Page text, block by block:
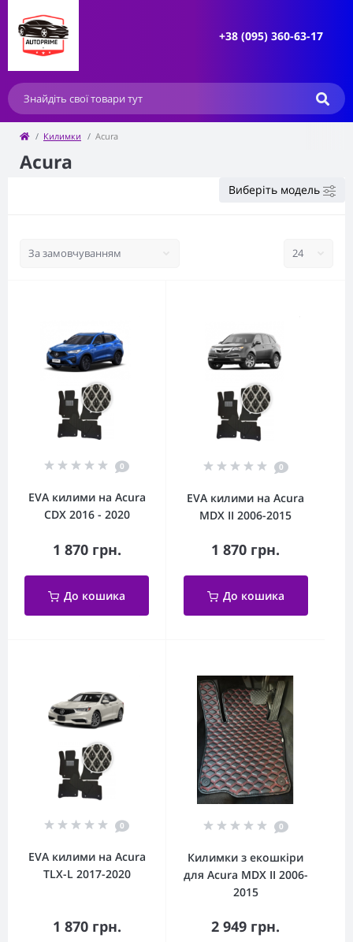
+38 (095) 360-63-17
Килимки Acura
Acura
Виберіть модель
0
EVA килими на Acura
CDX 2016 - 2020
1 870 грн.
До кошика
0
EVA килими на Acura
MDX II 2006-2015
1 870 грн.
До кошика
0
EVA килими на Acura
TLX-L 2017-2020
1 870 грн.
0
Килимки з екошкіри
для Acura MDX II 2006-
2015
2 949 грн.